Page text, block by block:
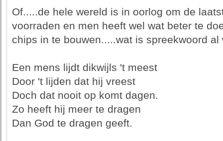
Of.....de hele wereld is in oorlog om de
voorraden en men heeft wel wat beter te
chips in te bouwen.....wat is spreekwoord al
Een mens lijdt dikwijls 't meest
Door 't lijden dat hij vreest
Doch dat nooit op komt dagen.
Zo heeft hij meer te dragen
Dan God te dragen geeft.